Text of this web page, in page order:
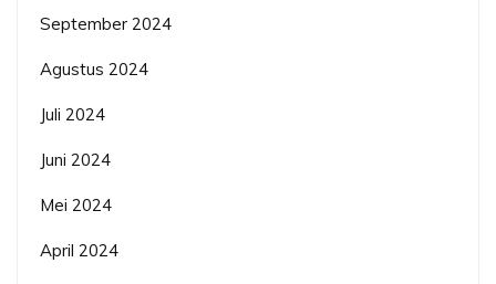
September 2024
Agustus 2024
Juli 2024
Juni 2024
Mei 2024
April 2024